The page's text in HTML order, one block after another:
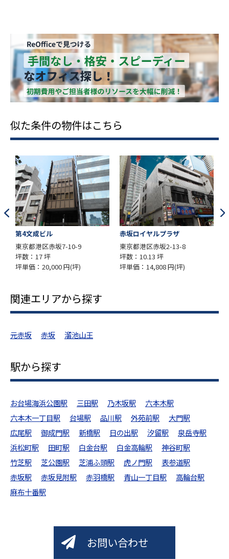
似た条件の物件はこちら
赤坂ロイヤルプラザ
東京都港区赤坂2-13-8
坪数：10.13 坪
坪単価：14,808 円(坪)
赤坂余湖ビル
東京都港区赤坂4-8-6
坪数：18.48 坪
坪単価：15,000 円(坪)
関連エリアから探す
元赤坂 赤坂 溜池山王
駅から探す
お台場海浜公園駅 三田駅 乃木坂駅
六本木駅
六本木一丁目駅
台場駅 品川駅 外苑前駅
大門駅
広尾駅
御成門駅 新橋駅 日の出駅 汐留駅
泉岳寺駅
浜松町駅
田町駅 白金台駅 白金高輪駅
神谷町駅
竹芝駅
芝公園駅 芝浦ふ頭駅 虎ノ門駅
表参道駅
赤坂駅
赤坂見附駅 赤羽橋駅 青山一丁目駅
高輪台駅
麻布十番駅
お問い合わせ